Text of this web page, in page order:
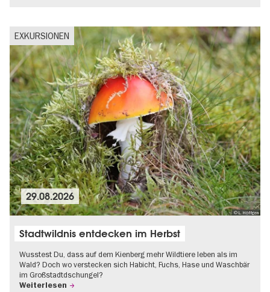
EXKURSIONEN
© L. Höffgen
29.08.2026
Stadtwildnis entdecken im Herbst
Wusstest Du, dass auf dem Kienberg mehr Wildtiere leben als im
Wald? Doch wo verstecken sich Habicht, Fuchs, Hase und Waschbär
im Großstadtdschungel?
Weiterlesen